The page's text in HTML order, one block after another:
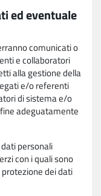
ed eventuale
comunicati o
e collaboratori
alla gestione della
e/o referenti
di sistema e/o
adeguatamente
personali
con i quali sono
dei dati